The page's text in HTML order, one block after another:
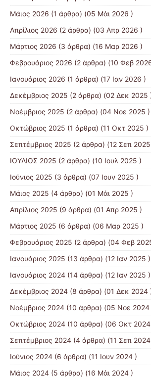
Μάιος 2026 (1 άρθρα) (05 Μάι 2026 )
Απρίλιος 2026 (2 άρθρα) (03 Απρ 2026 )
Μάρτιος 2026 (3 άρθρα) (16 Μαρ 2026 )
Φεβρουάριος 2026 (2 άρθρα) (10 Φεβ
Ιανουάριος 2026 (1 άρθρα) (17 Ιαν 2026 )
Δεκέμβριος 2025 (2 άρθρα) (02 Δεκ 2025
Νοέμβριος 2025 (2 άρθρα) (04 Νοε 2025 )
Οκτώβριος 2025 (1 άρθρα) (11 Οκτ 2025 )
Σεπτέμβριος 2025 (2 άρθρα) (12 Σεπ
ΙΟΥΛΙΟΣ 2025 (2 άρθρα) (10 Ιουλ 2025 )
Ιούνιος 2025 (3 άρθρα) (07 Ιουν 2025 )
Μάιος 2025 (4 άρθρα) (01 Μάι 2025 )
Απρίλιος 2025 (9 άρθρα) (01 Απρ 2025 )
Μάρτιος 2025 (6 άρθρα) (06 Μαρ 2025 )
Φεβρουάριος 2025 (2 άρθρα) (04 Φεβ
Ιανουάριος 2025 (13 άρθρα) (12 Ιαν 2025 )
Ιανουάριος 2024 (14 άρθρα) (12 Ιαν 2025 )
Δεκέμβριος 2024 (8 άρθρα) (01 Δεκ 2024
Νοέμβριος 2024 (10 άρθρα) (05 Νοε 2024
Οκτώβριος 2024 (10 άρθρα) (06 Οκτ
Σεπτέμβριος 2024 (4 άρθρα) (11 Σεπ
Ιούνιος 2024 (6 άρθρα) (11 Ιουν 2024 )
Μάιος 2024 (5 άρθρα) (16 Μάι 2024 )